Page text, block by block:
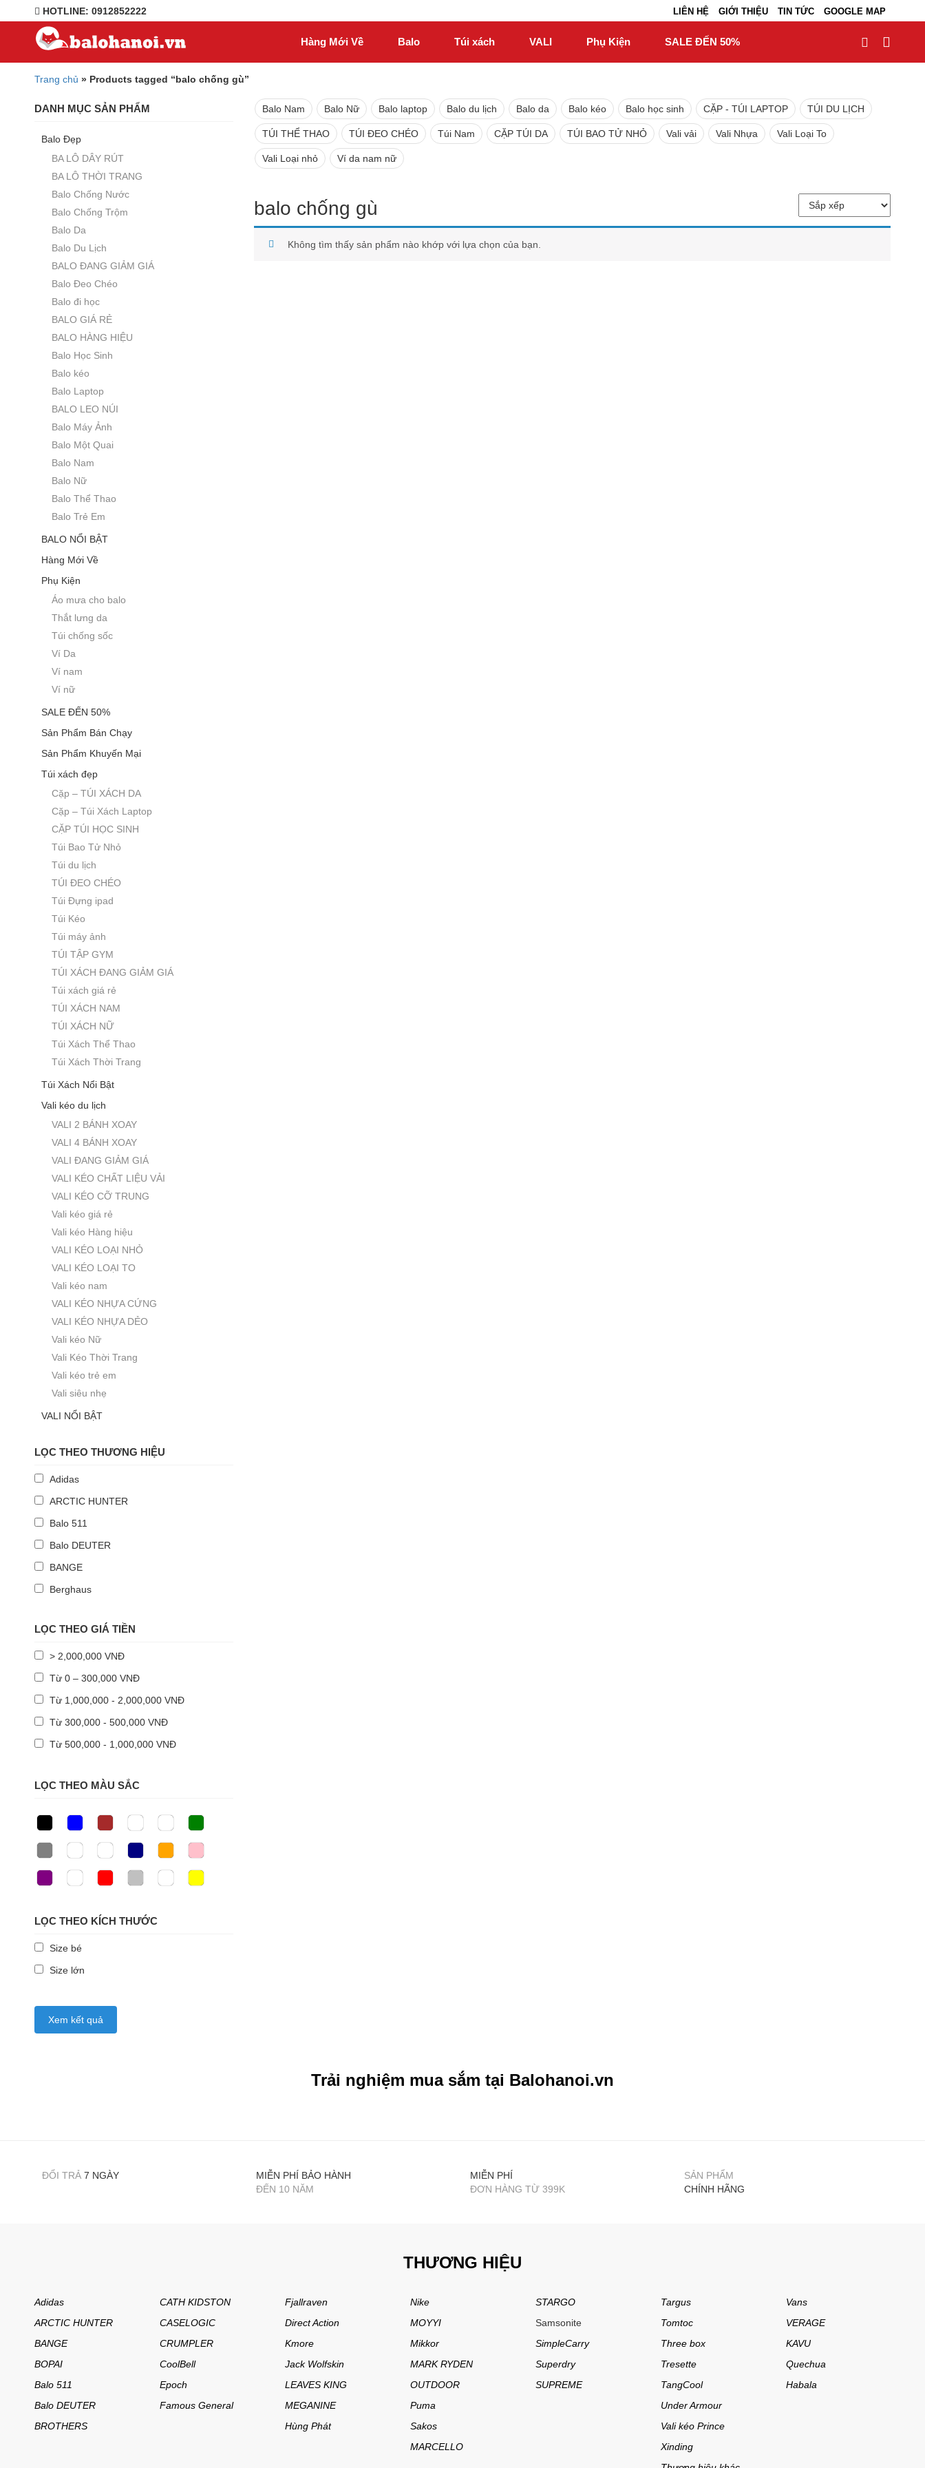
HOTLINE: 0912852222 GOOGLE MAP
TIN TỨC
GIỚI THIỆU
LIÊN HỆ
Hàng Mới Về Balo Túi xách VALI Phụ Kiện SALE ĐẾN 50%
Trang chủ » Products tagged “balo chống gù”
Balo Nam Balo Nữ Balo laptop Balo du lịch Balo da Balo kéo Balo học sinh CẶP - TÚI LAPTOP TÚI DU LỊCH
TÚI THỂ THAO TÚI ĐEO CHÉO Túi Nam CẶP TÚI DA TÚI BAO TỬ NHỎ Vali vải Vali Nhựa Vali Loại To
Vali Loại nhỏ Ví da nam nữ
balo chống gù
Không tìm thấy sản phẩm nào khớp với lựa chọn của bạn.
DANH MỤC SẢN PHẨM
Balo Đẹp
BA LÔ DÂY RÚT
BA LÔ THỜI TRANG
Balo Chống Nước
Balo Chống Trộm
Balo Da
Balo Du Lịch
BALO ĐANG GIẢM GIÁ
Balo Đeo Chéo
Balo đi học
BALO GIÁ RẺ
BALO HÀNG HIỆU
Balo Học Sinh
Balo kéo
Balo Laptop
BALO LEO NÚI
Balo Máy Ảnh
Balo Một Quai
Balo Nam
Balo Nữ
Balo Thể Thao
Balo Trẻ Em
BALO NỔI BẬT
Hàng Mới Về
Phụ Kiện
Áo mưa cho balo
Thắt lưng da
Túi chống sốc
Ví Da
Ví nam
Ví nữ
SALE ĐẾN 50%
Sản Phẩm Bán Chạy
Sản Phẩm Khuyến Mại
Túi xách đẹp
Cặp – TÚI XÁCH DA
Cặp – Túi Xách Laptop
CẶP TÚI HỌC SINH
Túi Bao Tử Nhỏ
Túi du lịch
TÚI ĐEO CHÉO
Túi Đựng ipad
Túi Kéo
Túi máy ảnh
TÚI TẬP GYM
TÚI XÁCH ĐANG GIẢM GIÁ
Túi xách giá rẻ
TÚI XÁCH NAM
TÚI XÁCH NỮ
Túi Xách Thể Thao
Túi Xách Thời Trang
Túi Xách Nổi Bật
Vali kéo du lịch
VALI 2 BÁNH XOAY
VALI 4 BÁNH XOAY
VALI ĐANG GIẢM GIÁ
VALI KÉO CHẤT LIỆU VẢI
VALI KÉO CỠ TRUNG
Vali kéo giá rẻ
Vali kéo Hàng hiệu
VALI KÉO LOẠI NHỎ
VALI KÉO LOẠI TO
Vali kéo nam
VALI KÉO NHỰA CỨNG
VALI KÉO NHỰA DẺO
Vali kéo Nữ
Vali Kéo Thời Trang
Vali kéo trẻ em
Vali siêu nhẹ
VALI NỔI BẬT
LỌC THEO THƯƠNG HIỆU
Adidas
ARCTIC HUNTER
Balo 511
Balo DEUTER
BANGE
Berghaus
BROTHERS
calvin klein
CASELOGIC
CATH KIDSTON
Columbia
CoolBell
Direct Action
Epoch
Famous General
Fjallraven
Glossy Diamond
Jly
MontBell
MOYYI
Naneu
Nathan
New Era
LỌC THEO GIÁ TIỀN
> 2,000,000 VNĐ
Từ 0 – 300,000 VNĐ
Từ 1,000,000 - 2,000,000 VNĐ
Từ 300,000 - 500,000 VNĐ
Từ 500,000 - 1,000,000 VNĐ
LỌC THEO MÀU SẮC
LỌC THEO KÍCH THƯỚC
Size bé
Size lớn
Xem kết quả
Trải nghiệm mua sắm tại Balohanoi.vn
ĐỔI TRẢ 7 NGÀY
MIỄN PHÍ BẢO HÀNH
ĐẾN 10 NĂM
MIỄN PHÍ
ĐƠN HÀNG TỪ 399K
SẢN PHẨM
CHÍNH HÃNG
THƯƠNG HIỆU
Adidas
ARCTIC HUNTER
BANGE
BOPAI
Balo 511
Balo DEUTER
BROTHERS
CATH KIDSTON
CASELOGIC
CRUMPLER
CoolBell
Epoch
Famous General
Fjallraven
Direct Action
Kmore
Jack Wolfskin
LEAVES KING
MEGANINE
Hùng Phát
Nike
MOYYI
Mikkor
MARK RYDEN
OUTDOOR
Puma
Sakos
MARCELLO
STARGO
Samsonite
SimpleCarry
Superdry
SUPREME
Targus
Tomtoc
Three box
Tresette
TangCool
Under Armour
Vali kéo Prince
Xinding
Vans
VERAGE
KAVU
Quechua
Habala